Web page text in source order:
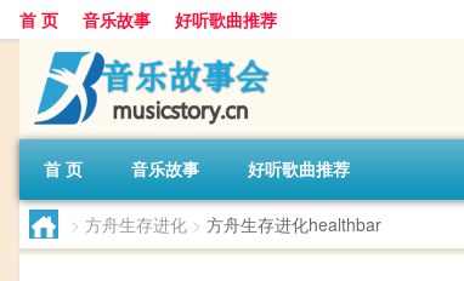
首 页 音乐故事 好听歌曲推荐
首 页 音乐故事 好听歌曲推荐
> 方舟生存进化 > 方舟生存进化healthbar